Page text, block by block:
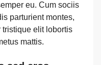
eu. Cum sociis
parturient montes,
tristique elit lobortis
mattis.